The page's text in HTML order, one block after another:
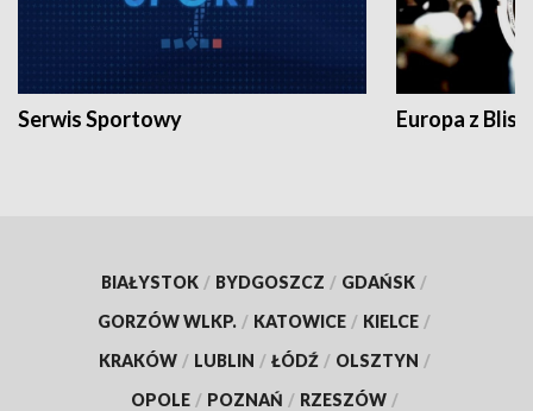
Serwis Sportowy Europa z
BIAŁYSTOK / BYDGOSZCZ / GDAŃSK /
GORZÓW WLKP. / KATOWICE / KIELCE /
KRAKÓW / LUBLIN / ŁÓDŹ / OLSZTYN /
OPOLE / POZNAŃ / RZESZÓW /